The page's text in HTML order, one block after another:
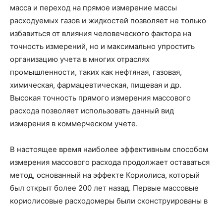
масса и переход на прямое измерение массы
расходуемых газов и жидкостей позволяет не только
избавиться от влияния человеческого фактора на
точность измерений, но и максимально упростить
организацию учета в многих отраслях
промышленности, таких как нефтяная, газовая,
химическая, фармацевтическая, пищевая и др.
Высокая точность прямого измерения массового
расхода позволяет использовать данный вид
измерения в коммерческом учете.
В настоящее время наиболее эффективным способом
измерения массового расхода продолжает оставаться
метод, основанный на эффекте Кориолиса, который
был открыт более 200 лет назад. Первые массовые
кориолисовые расходомеры были сконструированы в